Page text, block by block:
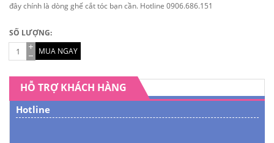
đây chính là dòng ghế cắt tóc bạn cần. Hotline 0906.686.151
SỐ LƯỢNG:
MUA NGAY
HỖ TRỢ KHÁCH HÀNG
Hotline